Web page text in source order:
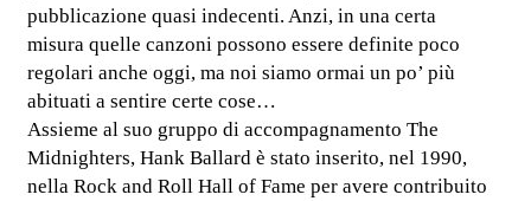
pubblicazione quasi indecenti. Anzi, in una certa
misura quelle canzoni possono essere definite poco
regolari anche oggi, ma noi siamo ormai un po’ più
abituati a sentire certe cose…
Assieme al suo gruppo di accompagnamento The
Midnighters, Hank Ballard è stato inserito, nel 1990,
nella Rock and Roll Hall of Fame per avere contribuito